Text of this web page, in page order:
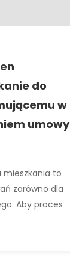
do
w
umowy
mieszkania to
zarówno dla
Aby proces
sprawnie i